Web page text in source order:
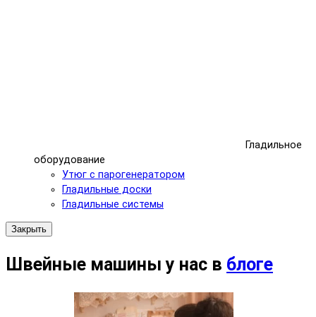
Гладильное
оборудование
Утюг с парогенератором
Гладильные доски
Гладильные системы
Закрыть
Швейные машины у нас в блоге